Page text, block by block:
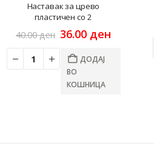
ден.
Наставак за црево
пластичен со 2
40.00ден Original
was:
40.00 ден.
36.00 ден
ДОДАЈ
ВО
КОШНИЦА